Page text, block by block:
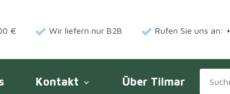
€ Wir liefern nur B2B Rufen Sie uns an:
Kontakt keyboard_arrow_down Über Tilmar